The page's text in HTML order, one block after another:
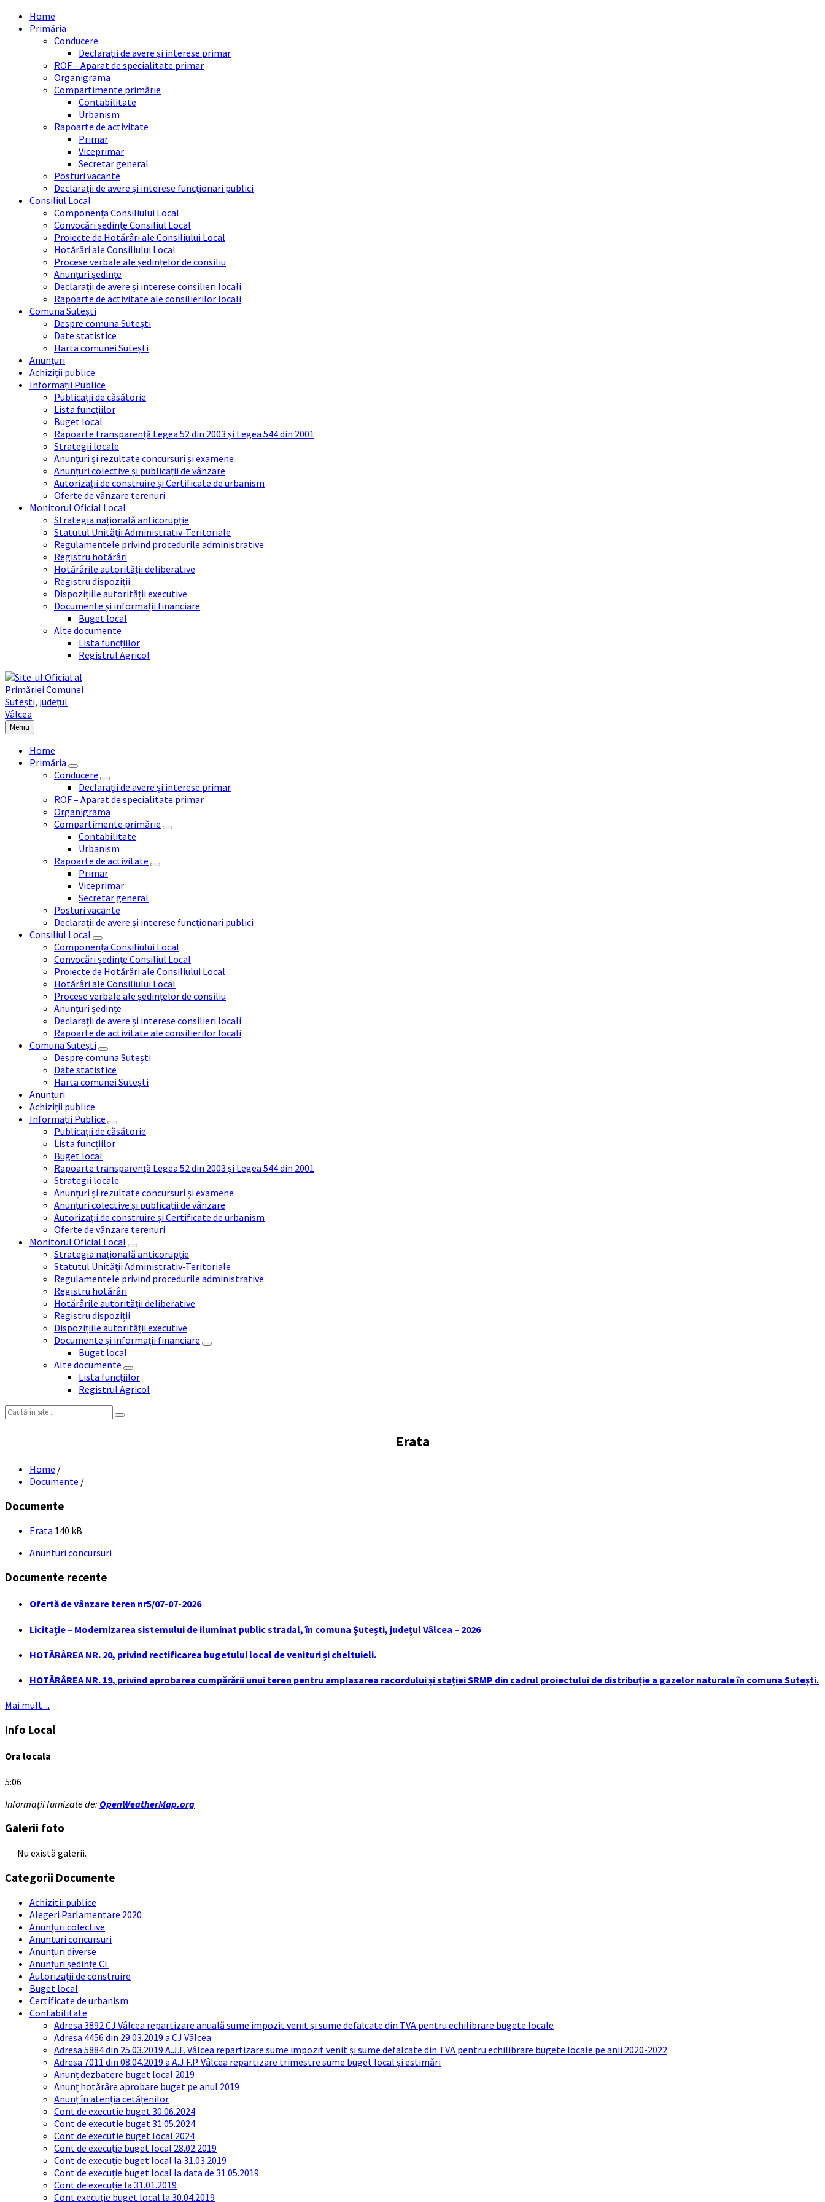
Skip
Skip
Skip
Skip
Home
Primăria
Conducere
Declarații de avere și interese primar
ROF – Aparat de specialitate primar
Organigrama
Compartimente primărie
Contabilitate
Urbanism
Rapoarte de activitate
Primar
Viceprimar
Secretar general
Posturi vacante
Declarații de avere și interese funcționari publici
Consiliul Local
Componența Consiliului Local
Convocări ședințe Consiliul Local
Proiecte de Hotărâri ale Consiliului Local
Hotărâri ale Consiliului Local
Procese verbale ale ședințelor de consiliu
Anunțuri ședințe
Declarații de avere și interese consilieri locali
Rapoarte de activitate ale consilierilor locali
Comuna Sutești
Despre comuna Sutești
Date statistice
Harta comunei Sutești
Anunțuri
Achiziții publice
Informații Publice
Publicații de căsătorie
Lista funcțiilor
Buget local
Rapoarte transparență Legea 52 din 2003 și Legea 544 din 2001
Strategii locale
Anunțuri și rezultate concursuri și examene
Anunțuri colective și publicații de vânzare
Autorizații de construire și Certificate de urbanism
Oferte de vânzare terenuri
Monitorul Oficial Local
Strategia națională anticorupție
Statutul Unității Administrativ-Teritoriale
Regulamentele privind procedurile administrative
Registru hotărâri
Hotărârile autorității deliberative
Registru dispoziții
Dispozițiile autorității executive
Documente și informații financiare
Buget local
Alte documente
Lista funcțiilor
Registrul Agricol
Meniu
Home
Primăria
Conducere
Declarații de avere și interese primar
ROF – Aparat de specialitate primar
Organigrama
Compartimente primărie
Contabilitate
Urbanism
Rapoarte de activitate
Primar
Viceprimar
Secretar general
Posturi vacante
Declarații de avere și interese funcționari publici
Consiliul Local
Componența Consiliului Local
Convocări ședințe Consiliul Local
Proiecte de Hotărâri ale Consiliului Local
Hotărâri ale Consiliului Local
Procese verbale ale ședințelor de consiliu
Anunțuri ședințe
Declarații de avere și interese consilieri locali
Rapoarte de activitate ale consilierilor locali
Comuna Sutești
Despre comuna Sutești
Date statistice
Harta comunei Sutești
Anunțuri
Achiziții publice
Informații Publice
Publicații de căsătorie
Lista funcțiilor
Buget local
Rapoarte transparență Legea 52 din 2003 și Legea 544 din 2001
Strategii locale
Anunțuri și rezultate concursuri și examene
Anunțuri colective și publicații de vânzare
Autorizații de construire și Certificate de urbanism
Oferte de vânzare terenuri
Monitorul Oficial Local
Strategia națională anticorupție
Statutul Unității Administrativ-Teritoriale
Regulamentele privind procedurile administrative
Registru hotărâri
Hotărârile autorității deliberative
Registru dispoziții
Dispozițiile autorității executive
Documente și informații financiare
Buget local
Alte documente
Lista funcțiilor
Registrul Agricol
Search:
Erata
Home /
Documente /
Documente
Erata File
pdf
File
140 kB
Anunturi concursuri
Documente recente
Ofertă de vânzare teren nr5/07-07-2026
Licitaţie – Modernizarea sistemului de iluminat public stradal, în comuna Şuteşti, judeţul Vâlcea – 2026
HOTĂRÂREA NR. 20, privind rectificarea bugetului local de venituri și cheltuieli.
HOTĂRÂREA NR. 19, privind aprobarea cumpărării unui teren pentru amplasarea racordului și stației SRMP din cadrul proiectului de distribuție a gazelor naturale în comuna Sutești.
Mai mult ...
Info Local
Ora locala
5:06
Informații furnizate de: OpenWeatherMap.org
Galerii foto
Nu există galerii.
Categorii Documente
Achizitii publice
Alegeri Parlamentare 2020
Anunțuri colective
Anunturi concursuri
Anunțuri diverse
Anunțuri ședințe CL
Autorizații de construire
Buget local
Certificate de urbanism
Contabilitate
Adresa 3892 CJ Vâlcea repartizare anuală sume impozit venit și sume defalcate din TVA pentru echilibrare bugete locale
Adresa 4456 din 29.03.2019 a CJ Vâlcea
Adresa 5884 din 25.03.2019 A.J.F. Vâlcea repartizare sume impozit venit și sume defalcate din TVA pentru echilibrare bugete locale pe anii 2020-2022
Adresa 7011 din 08.04.2019 a A.J.F.P. Vâlcea repartizare trimestre sume buget local și estimări
Anunț dezbatere buget local 2019
Anunț hotărâre aprobare buget pe anul 2019
Anunț în atenția cetățenilor
Cont de executie buget 30.06.2024
Cont de executie buget 31.05.2024
Cont de executie buget local 2024
Cont de execuție buget local 28.02.2019
Cont de execuție buget local la 31.03.2019
Cont de execuție buget local la data de 31.05.2019
Cont de execuție la 31.01.2019
Cont execuție buget local la 30.04.2019